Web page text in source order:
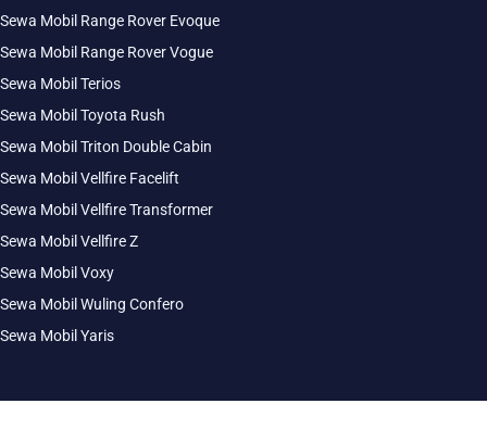
Sewa Mobil Range Rover Evoque
Sewa Mobil Range Rover Vogue
Sewa Mobil Terios
Sewa Mobil Toyota Rush
Sewa Mobil Triton Double Cabin
Sewa Mobil Vellfire Facelift
Sewa Mobil Vellfire Transformer
Sewa Mobil Vellfire Z
Sewa Mobil Voxy
Sewa Mobil Wuling Confero
Sewa Mobil Yaris